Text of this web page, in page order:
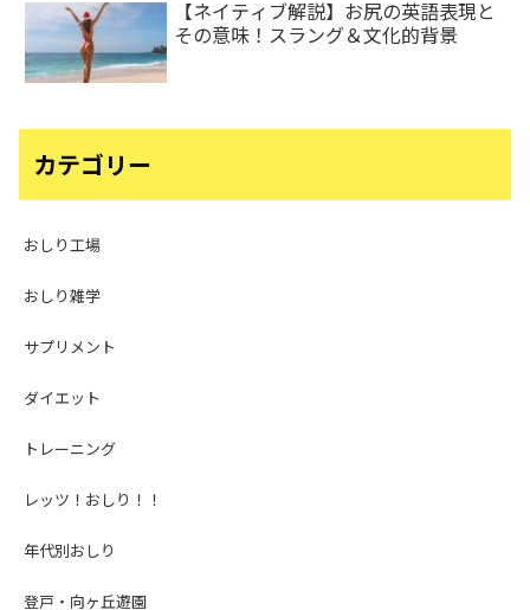
【ネイティブ解説】お尻の英語表現と
その意味！スラング＆文化的背景
カテゴリー
おしり工場
おしり雑学
サプリメント
ダイエット
トレーニング
レッツ！おしり！！
年代別おしり
登戸・向ヶ丘遊園